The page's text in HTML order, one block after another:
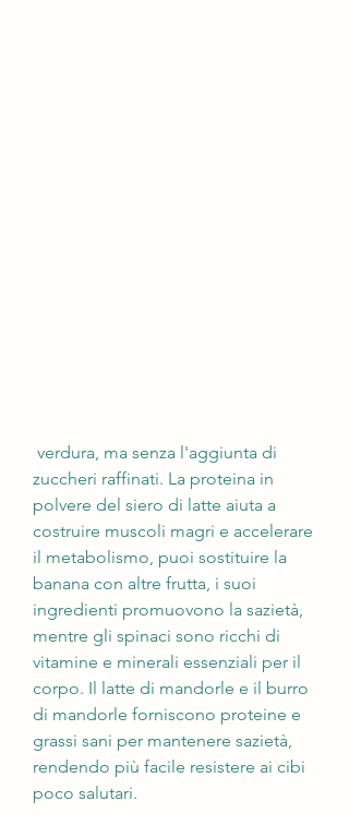
zuccheri raffinati. La proteina in
polvere del siero di latte aiuta a
costruire muscoli magri e accelerare
il metabolismo, puoi sostituire la
banana con altre frutta, i suoi
ingredienti promuovono la sazietà,
mentre gli spinaci sono ricchi di
vitamine e minerali essenziali per il
corpo. Il latte di mandorle e il burro
di mandorle forniscono proteine e
grassi sani per mantenere sazietà,
rendendo più facile resistere ai cibi
poco salutari.